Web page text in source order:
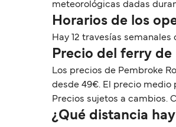
meteorológicas dadas
Horarios de los
Hay 12 travesías
Precio del ferry de
Los precios de Pembroke
desde 49€. El precio medio
Precios sujetos a cambios.
¿Qué distancia